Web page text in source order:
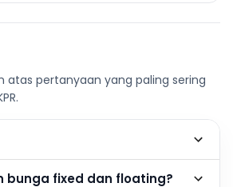
atas pertanyaan yang paling sering
bunga fixed dan floating?